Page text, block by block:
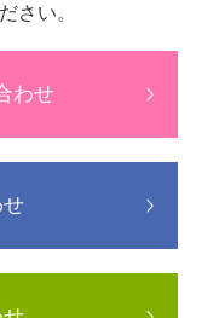
さい。
わせ